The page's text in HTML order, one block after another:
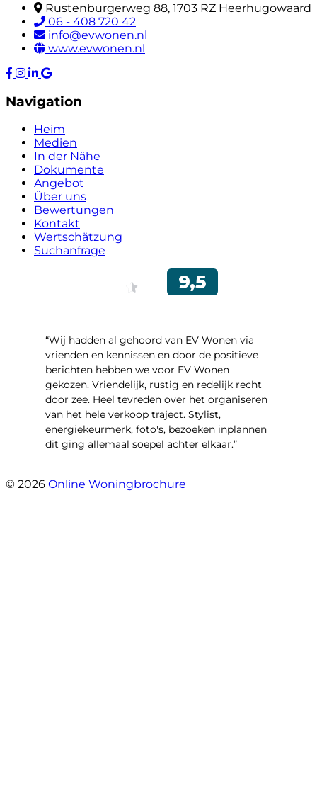
Rustenburgerweg 88, 1703 RZ Heerhugowaard
06 - 408 720 42
info@evwonen.nl
www.evwonen.nl
Navigation
Heim
Medien
In der Nähe
Dokumente
Angebot
Über uns
Bewertungen
Kontakt
Wertschätzung
Suchanfrage
“Wij hadden al gehoord van EV Wonen via
vrienden en kennissen en door de positieve
berichten hebben we voor EV Wonen
gekozen. Vriendelijk, rustig en redelijk recht
door zee. Heel tevreden over het organiseren
van het hele verkoop traject. Stylist,
energiekeurmerk, foto's, bezoeken inplannen
dit ging allemaal soepel achter elkaar.”
© 2026 Online Woningbrochure